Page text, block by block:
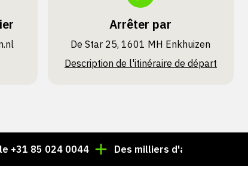
Arrêter par
De Star 25, 1601 MH Enkhuizen
Description de l'itinéraire de départ
024 0044 Des milliers d'articles toujours en